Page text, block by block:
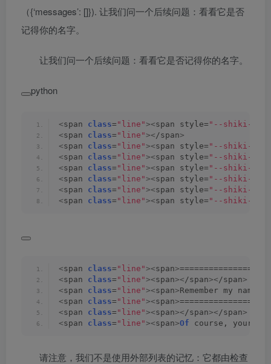
（{‘messages’: []}). 让我们问一个后续问题：看看它是否
记得你的名字。
让我们问一个后续问题：看看它是否记得你的名字。
python
<span class= "line"><span style= "--shiki-
<span class= "line">< /span>
<span class= "line"><span style= "--shiki-
<span class= "line"><span style= "--shiki-
<span class= "line"><span style= "--shiki-
<span class= "line"><span style= "--shiki-
<span class= "line"><span style= "--shiki-
<span class= "line"><span style= "--shiki-
<span class= "line"><span>
<span class= "line"><span>< /span>< /span>
<span class= "line"><span>Remember my name?
<span class= "line"><span>
<span class= "line"><span>< /span>< /span>
<span class= "line"><span>Of course, your
请注意，我们不是使用外部列表的记忆：它都由检查